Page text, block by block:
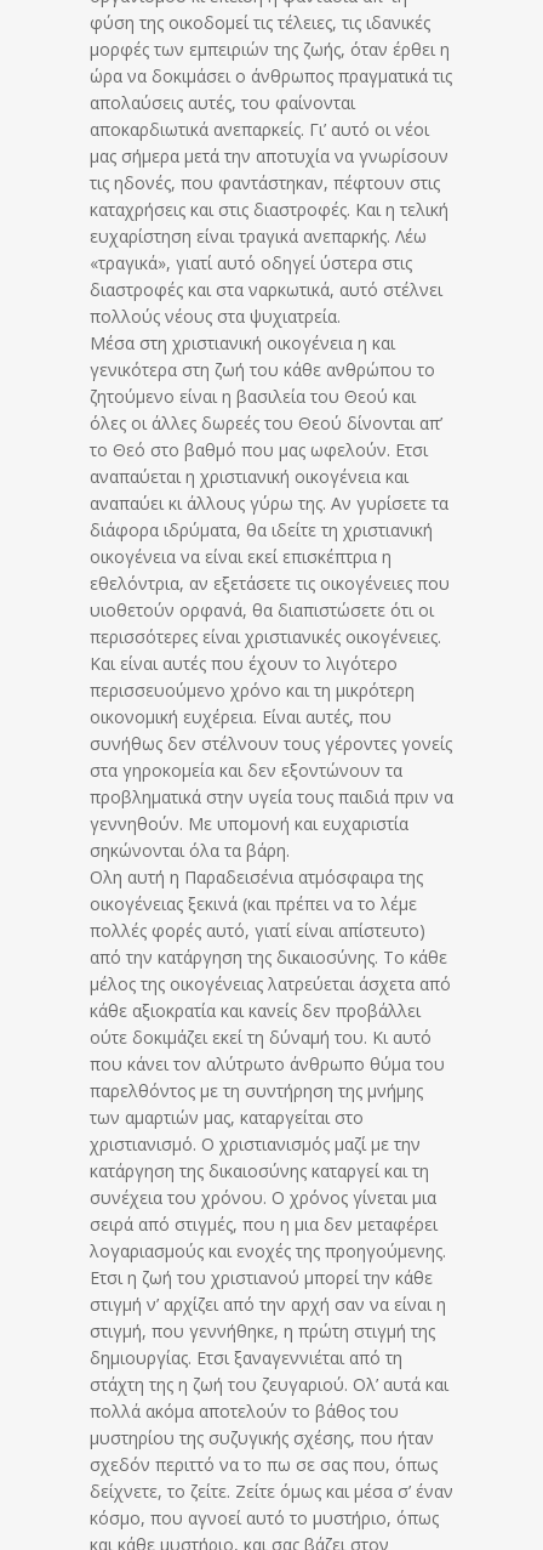
φύση της οικοδομεί τις τέλειες, τις ιδανικές
μορφές των εμπειριών της ζωής, όταν έρθει η
ώρα να δοκιμάσει ο άνθρωπος πραγματικά τις
απολαύσεις αυτές, του φαίνονται
αποκαρδιωτικά ανεπαρκείς. Γι’ αυτό οι νέοι
μας σήμερα μετά την αποτυχία να γνωρίσουν
τις ηδονές, που φαντάστηκαν, πέφτουν στις
καταχρήσεις και στις διαστροφές. Και η τελική
ευχαρίστηση είναι τραγικά ανεπαρκής. Λέω
«τραγικά», γιατί αυτό οδηγεί ύστερα στις
διαστροφές και στα ναρκωτικά, αυτό στέλνει
πολλούς νέους στα ψυχιατρεία.
Μέσα στη χριστιανική οικογένεια η και
γενικότερα στη ζωή του κάθε ανθρώπου το
ζητούμενο είναι η βασιλεία του Θεού και
όλες οι άλλες δωρεές του Θεού δίνονται απ’
το Θεό στο βαθμό που μας ωφελούν. Ετσι
αναπαύεται η χριστιανική οικογένεια και
αναπαύει κι άλλους γύρω της. Αν γυρίσετε τα
διάφορα ιδρύματα, θα ιδείτε τη χριστιανική
οικογένεια να είναι εκεί επισκέπτρια η
εθελόντρια, αν εξετάσετε τις οικογένειες που
υιοθετούν ορφανά, θα διαπιστώσετε ότι οι
περισσότερες είναι χριστιανικές οικογένειες.
Και είναι αυτές που έχουν το λιγότερο
περισσευούμενο χρόνο και τη μικρότερη
οικονομική ευχέρεια. Είναι αυτές, που
συνήθως δεν στέλνουν τους γέροντες γονείς
στα γηροκομεία και δεν εξοντώνουν τα
προβληματικά στην υγεία τους παιδιά πριν να
γεννηθούν. Με υπομονή και ευχαριστία
σηκώνονται όλα τα βάρη.
Ολη αυτή η Παραδεισένια ατμόσφαιρα της
οικογένειας ξεκινά (και πρέπει να το λέμε
πολλές φορές αυτό, γιατί είναι απίστευτο)
από την κατάργηση της δικαιοσύνης. Το κάθε
μέλος της οικογένειας λατρεύεται άσχετα από
κάθε αξιοκρατία και κανείς δεν προβάλλει
ούτε δοκιμάζει εκεί τη δύναμή του. Κι αυτό
που κάνει τον αλύτρωτο άνθρωπο θύμα του
παρελθόντος με τη συντήρηση της μνήμης
των αμαρτιών μας, καταργείται στο
χριστιανισμό. Ο χριστιανισμός μαζί με την
κατάργηση της δικαιοσύνης καταργεί και τη
συνέχεια του χρόνου. Ο χρόνος γίνεται μια
σειρά από στιγμές, που η μια δεν μεταφέρει
λογαριασμούς και ενοχές της προηγούμενης.
Ετσι η ζωή του χριστιανού μπορεί την κάθε
στιγμή ν’ αρχίζει από την αρχή σαν να είναι η
στιγμή, που γεννήθηκε, η πρώτη στιγμή της
δημιουργίας. Ετσι ξαναγεννιέται από τη
στάχτη της η ζωή του ζευγαριού. Ολ’ αυτά και
πολλά ακόμα αποτελούν το βάθος του
μυστηρίου της συζυγικής σχέσης, που ήταν
σχεδόν περιττό να το πω σε σας που, όπως
δείχνετε, το ζείτε. Ζείτε όμως και μέσα σ’ έναν
κόσμο, που αγνοεί αυτό το μυστήριο, όπως
και κάθε μυστήριο, και σας βάζει στον